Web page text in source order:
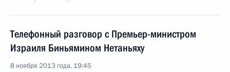
Телефонный разговор с Премьер-министром
Израиля Биньямином Нетаньяху
8 ноября 2013 года, 19:45